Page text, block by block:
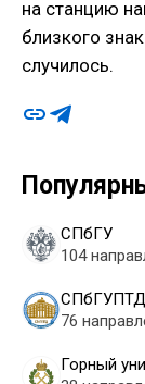
СПбГУ
104
СПбГУПТД
76
Горный
на станцию
близкого
случилось.